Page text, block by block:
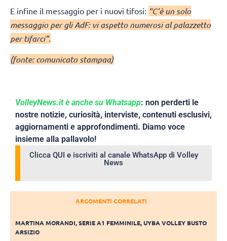
E infine il messaggio per i nuovi tifosi: “C’è un solo
messaggio per gli AdF: vi aspetto numerosi al palazzetto
per tifarci”.
(fonte: comunicato stampaa)
VolleyNews.it è anche su Whatsapp: non perderti le
nostre notizie, curiosità, interviste, contenuti esclusivi,
aggiornamenti e approfondimenti. Diamo voce
insieme alla pallavolo!
Clicca QUI e iscriviti al canale WhatsApp di Volley
News
ARGOMENTI CORRELATI
MARTINA MORANDI,SERIE A1 FEMMINILE,UYBA VOLLEY BUSTO
ARSIZIO